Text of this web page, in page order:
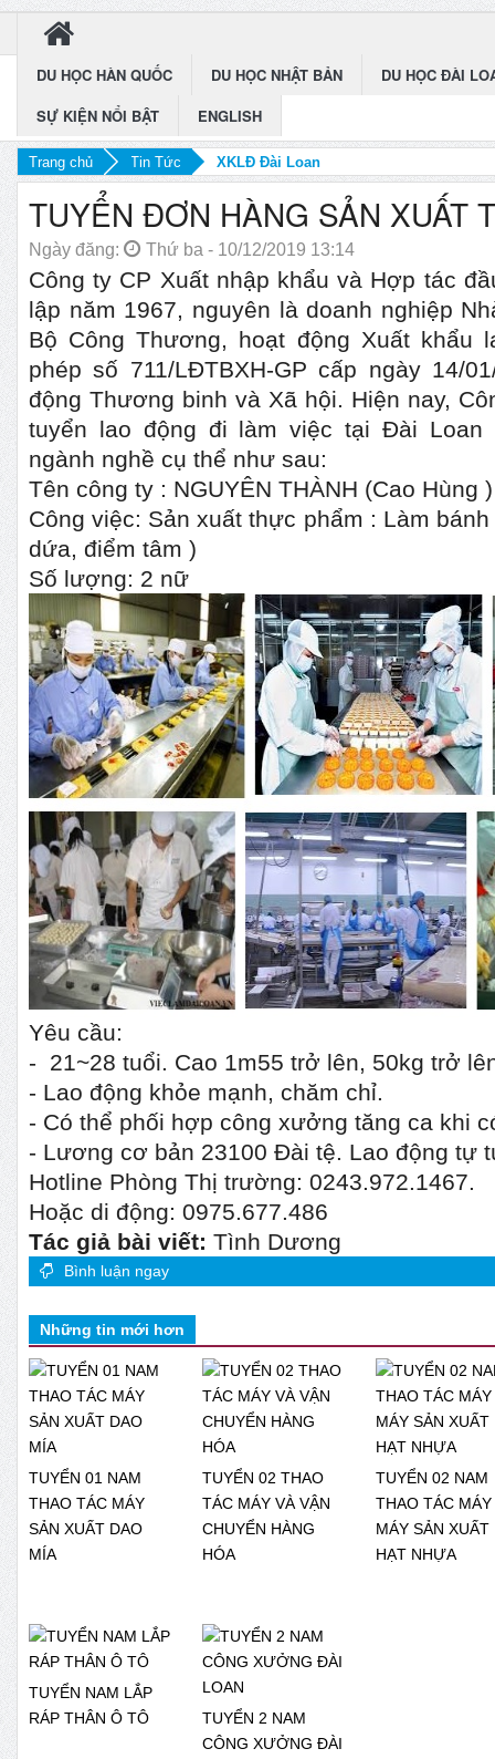
DU HỌC HÀN QUỐC DU HỌC NHẬT BẢN
DU HỌC ĐÀI
SỰ KIỆN NỔI BẬT
ENGLISH
Trang chủ Tin Tức XKLĐ Đài Loan
TUYỂN ĐƠN HÀNG SẢN XUẤT
Ngày đăng: Thứ ba - 10/12/2019 13:14
Công ty CP Xuất nhập khẩu và Hợp tác
lập năm 1967, nguyên là doanh nghiệp
Bộ Công Thương, hoạt động Xuất khẩu
phép số 711/LĐTBXH-GP cấp ngày 14/
động Thương binh và Xã hội. Hiện nay,
tuyển lao động đi làm việc tại Đài Loan
ngành nghề cụ thể như sau:
Tên công ty : NGUYÊN THÀNH (Cao Hùng )
Công việc: Sản xuất thực phẩm : Làm
dứa, điểm tâm )
Số lượng: 2 nữ
Yêu cầu:
- 21~28 tuổi. Cao 1m55 trở lên, 50kg trở
- Lao động khỏe mạnh, chăm chỉ.
- Có thể phối hợp công xưởng tăng ca khi
- Lương cơ bản 23100 Đài tệ. Lao động tự
Hotline Phòng Thị trường: 0243.972.1467.
Hoặc di động: 0975.677.486
Tác giả bài viết: Tình Dương
Bình luận ngay
Những tin mới hơn
TUYỂN 01 NAM
THAO TÁC MÁY
SẢN XUẤT DAO
MÍA
TUYỂN 02 THAO
TÁC MÁY VÀ VẬN
CHUYỂN HÀNG
HÓA
TUYỂN 02 NAM
THAO TÁC MÁY
MÁY SẢN XUẤT
HẠT NHỰA
TUYỂN NAM LẮP
RÁP THÂN Ô TÔ
TUYỂN 2 NAM
CÔNG XƯỞNG ĐÀI